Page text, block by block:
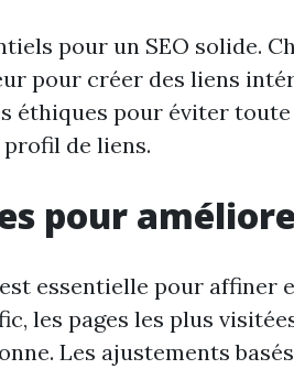
pour un SEO solide.
pour créer des liens
éthiques pour éviter
de liens.
pour
essentielle pour affiner
les pages les plus
Les ajustements